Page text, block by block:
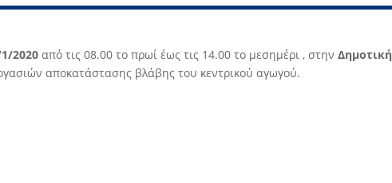
2020 από τις 08.00 το πρωί έως τις 14.00 το μεσημέρι , στην
αποκατάστασης βλάβης του κεντρικού αγωγού.